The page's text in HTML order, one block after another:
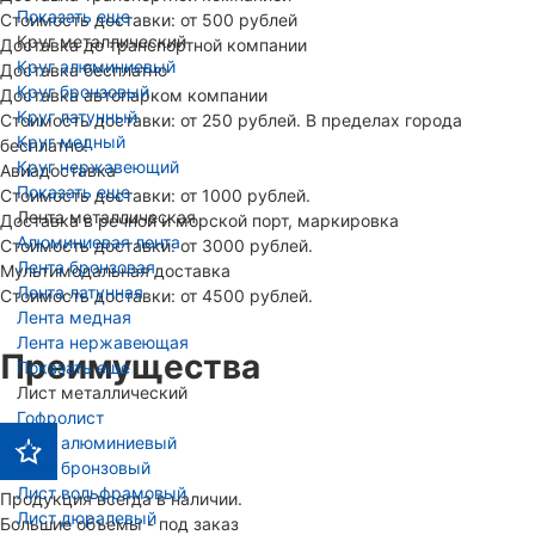
Показать еще
Круг металлический
Круг алюминиевый
Круг бронзовый
Круг латунный
Круг медный
Круг нержавеющий
Показать еще
Лента металлическая
Алюминиевая лента
Лента бронзовая
Лента латунная
Лента медная
Лента нержавеющая
Показать еще
Лист металлический
Гофролист
Лист алюминиевый
Лист бронзовый
Лист вольфрамовый
Лист дюралевый
Стоимость доставки: от 500 рублей
Доставка до транспортной компании
Доставка бесплатно
Доставка автопарком компании
Стоимость доставки: от 250 рублей. В пределах города
бесплатно!
Авиадоставка
Стоимость доставки: от 1000 рублей.
Доставка в речной и морской порт, маркировка
Стоимость доставки: от 3000 рублей.
Мультимодальная доставка
Стоимость доставки: от 4500 рублей.
Преимущества
Продукция всегда в наличии.
Большие объемы - под заказ